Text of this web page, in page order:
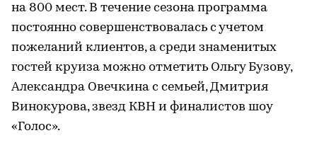
на 800 мест. В течение сезона программа
постоянно совершенствовалась с учетом
пожеланий клиентов, а среди знаменитых
гостей круиза можно отметить Ольгу Бузову,
Александра Овечкина с семьей, Дмитрия
Винокурова, звезд КВН и финалистов шоу
«Голос».